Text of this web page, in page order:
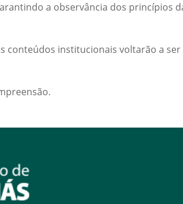
a observância dos princípios
conteúdos institucionais voltarão a